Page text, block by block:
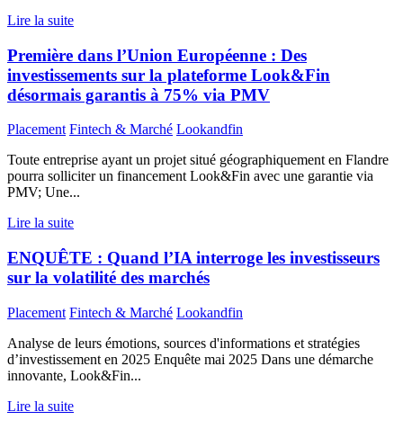
Lire la suite
Première dans l’Union Européenne : Des
investissements sur la plateforme Look&Fin
désormais garantis à 75% via PMV
Placement Fintech & Marché Lookandfin
Toute entreprise ayant un projet situé géographiquement en Flandre
pourra solliciter un financement Look&Fin avec une garantie via
PMV; Une...
Lire la suite
ENQUÊTE : Quand l’IA interroge les investisseurs
sur la volatilité des marchés
Placement Fintech & Marché Lookandfin
Analyse de leurs émotions, sources d'informations et stratégies
d’investissement en 2025 Enquête mai 2025 Dans une démarche
innovante, Look&Fin...
Lire la suite